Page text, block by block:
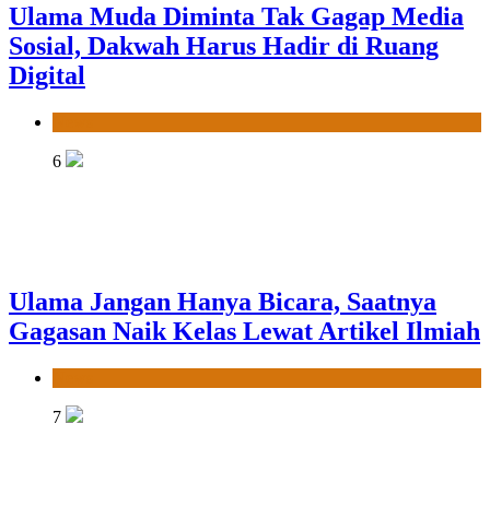
Ulama Muda Diminta Tak Gagap Media
Sosial, Dakwah Harus Hadir di Ruang
Digital
6
Ulama Jangan Hanya Bicara, Saatnya
Gagasan Naik Kelas Lewat Artikel Ilmiah
7